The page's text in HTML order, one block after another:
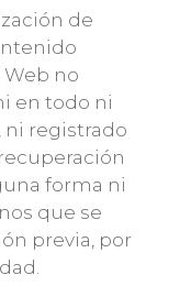
de
no
en todo ni
registrado
forma ni
que se
previa, por